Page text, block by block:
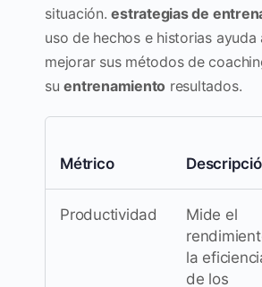
situación.estrategias de
uso de hechos e historias ayuda
mejorar sus métodos de
suentrenamiento resultados.
Métrico
Productividad
Mide el
la
de los